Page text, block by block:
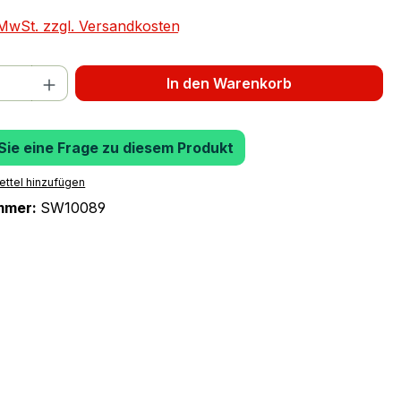
zzgl. Versandkosten
Gib den gewünschten Wert
In den Warenkorb
eine Frage zu diesem Produkt
hinzufügen
SW10089